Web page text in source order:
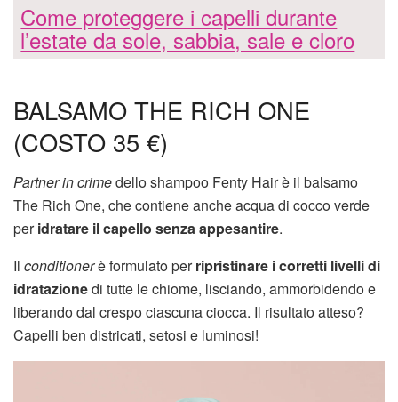
Come proteggere i capelli durante
l’estate da sole, sabbia, sale e cloro
BALSAMO THE RICH ONE
(COSTO 35 €)
Partner in crimedello shampoo Fenty Hair è il balsamo
The Rich One, che contiene anche acqua di cocco verde
peridratare il capello senza appesantire.
Il conditionerè formulato perripristinare i corretti livelli di
idratazionedi tutte le chiome, lisciando, ammorbidendo e
liberando dal crespo ciascuna ciocca. Il risultato atteso?
Capelli ben districati, setosi e luminosi!